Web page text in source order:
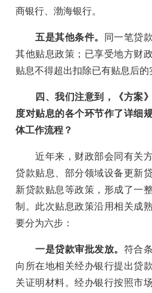
商银行、渤海银行。
五是其他条件。
同一笔贷
其他贴息政策；已享受地方财
贴息不得超出扣除已有贴息后的
四、我们注意到，《方案
度对贴息的各个环节作了详细
体工作流程？
近年来，财政部会同有关方
贷款贴息、部分领域设备更新
新贷款贴息等政策，形成了一
制。此次贴息政策沿用相关成
要分为六步：
一是贷款审批发放。 符合
向所在地相关经办银行提出贷
关证明材料。经办银行按照市